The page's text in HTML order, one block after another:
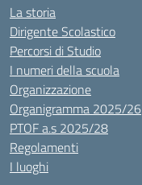
La storia
Dirigente Scolastico
Percorsi di Studio
I numeri della scuola
Organizzazione
Organigramma 2025/26
PTOF a.s 2025/28
Regolamenti
I luoghi